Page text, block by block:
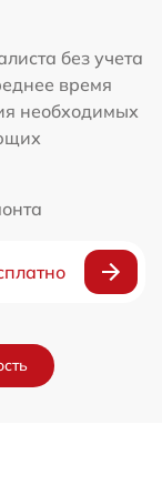
без учета
время
необходимых